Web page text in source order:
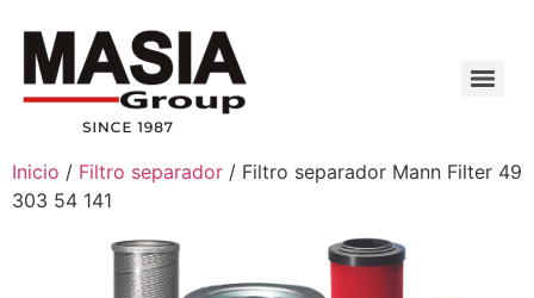
Inicio / Filtro separador / Filtro separador Mann Filter 49
303 54 141